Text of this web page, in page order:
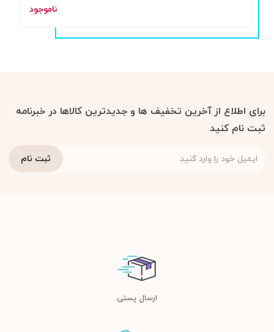
ناموجود
برای اطلاع از آخرین تخفیف ها و جدیدترین کالاها در خبرنامه
ثبت نام کنید
ارسال پستی